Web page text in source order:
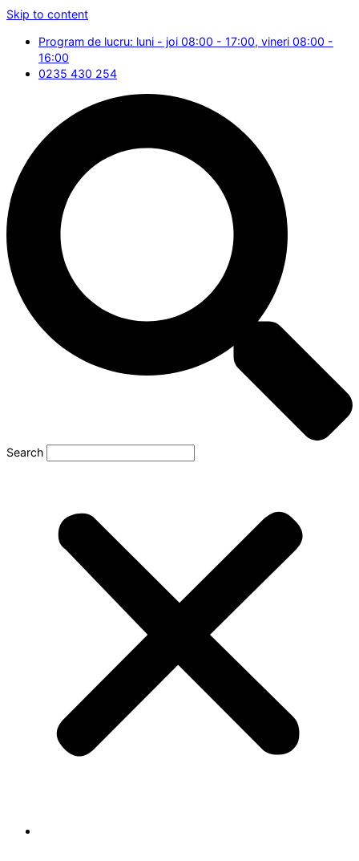
Skip to content
Program de lucru: luni - joi 08:00 - 17:00, vineri 08:00 -
16:00
0235 430 254
Search